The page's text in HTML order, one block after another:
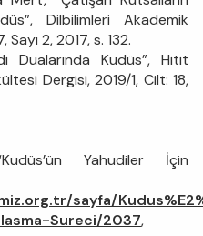
Dilbilimleri Akademik
2, 2017, s. 132.
Dualarında Kudüs”, Hitit
Dergisi, 2019/1, Cilt: 18,
Yahudiler İçin
sayfa/
Sureci/2037,